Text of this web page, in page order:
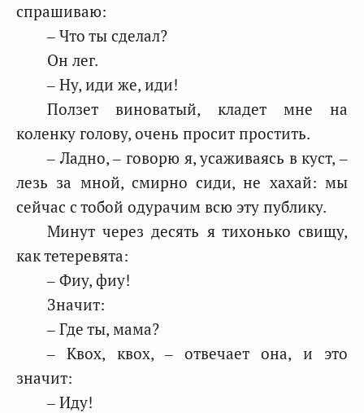
спрашиваю:
– Что ты сделал?
Он лег.
– Ну, иди же, иди!
Ползет виноватый, кладет мне на
коленку голову, очень просит простить.
– Ладно, – говорю я, усаживаясь в куст, –
лезь за мной, смирно сиди, не хахай: мы
сейчас с тобой одурачим всю эту публику.
Минут через десять я тихонько свищу,
как тетеревята:
– Фиу, фиу!
Значит:
– Где ты, мама?
– Квох, квох, – отвечает она, и это
значит:
– Иду!